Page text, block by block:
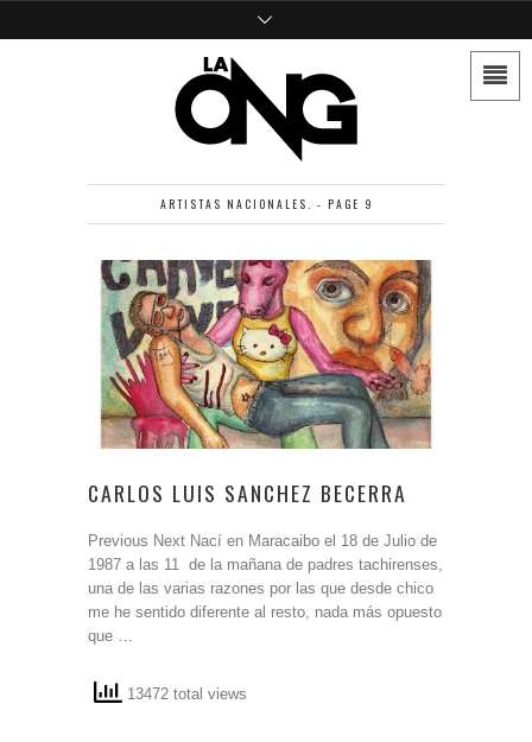
ARTISTAS NACIONALES. - PAGE 9
CARLOS LUIS SANCHEZ BECERRA
Previous Next Nací en Maracaibo el 18 de Julio de
1987 a las 11 de la mañana de padres tachirenses,
una de las varias razones por las que desde chico
me he sentido diferente al resto, nada más opuesto
que …
13472 total views